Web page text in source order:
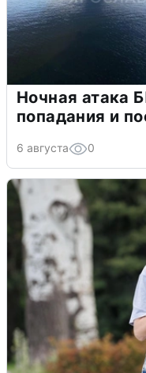
Ночная атака
попадания и
6 августа 0